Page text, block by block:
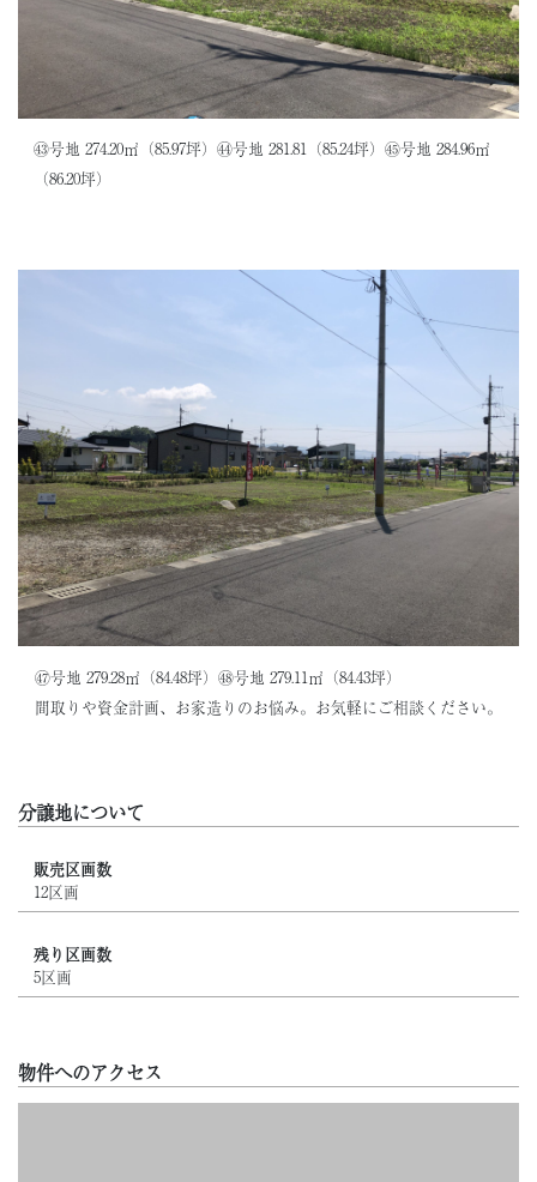
㊸号地 274.20㎡（85.97坪）㊹号地 281.81（85.24坪）㊺号地 284.96㎡
（86.20坪）
㊼号地 279.28㎡（84.48坪）㊽号地 279.11㎡（84.43坪）
間取りや資金計画、お家造りのお悩み。お気軽にご相談ください。
分譲地について
販売区画数
12区画
残り区画数
5区画
物件へのアクセス